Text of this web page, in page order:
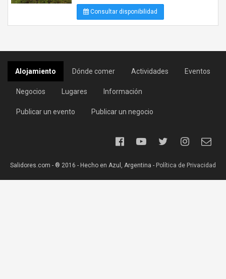
Consultar disponibilidad
Alojamiento Dónde comer Actividades Eventos
Negocios Lugares Información
Publicar un evento Publicar un negocio
Salidores.com - ® 2016 - Hecho en Azul, Argentina - Política de Privacidad